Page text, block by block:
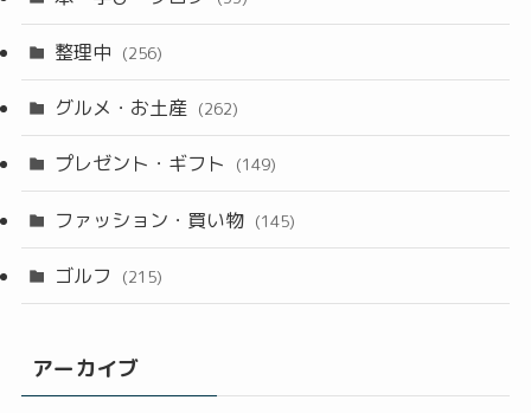
整理中 (256)
グルメ・お土産 (262)
プレゼント・ギフト (149)
ファッション・買い物 (145)
ゴルフ (215)
アーカイブ